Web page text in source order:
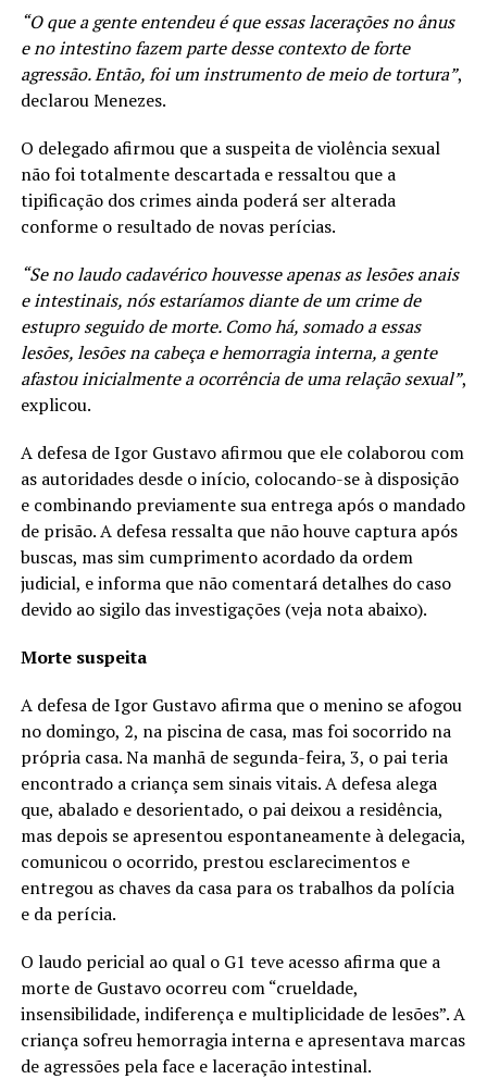
“O que a gente entendeu é que essas lacerações no ânus
e no intestino fazem parte desse contexto de forte
agressão. Então, foi um instrumento de meio de tortura”,
declarou Menezes.
O delegado afirmou que a suspeita de violência sexual
não foi totalmente descartada e ressaltou que a
tipificação dos crimes ainda poderá ser alterada
conforme o resultado de novas perícias.
“Se no laudo cadavérico houvesse apenas as lesões anais
e intestinais, nós estaríamos diante de um crime de
estupro seguido de morte. Como há, somado a essas
lesões, lesões na cabeça e hemorragia interna, a gente
afastou inicialmente a ocorrência de uma relação sexual”,
explicou.
A defesa de Igor Gustavo afirmou que ele colaborou com
as autoridades desde o início, colocando-se à disposição
e combinando previamente sua entrega após o mandado
de prisão. A defesa ressalta que não houve captura após
buscas, mas sim cumprimento acordado da ordem
judicial, e informa que não comentará detalhes do caso
devido ao sigilo das investigações (veja nota abaixo).
Morte suspeita
A defesa de Igor Gustavo afirma que o menino se afogou
no domingo, 2, na piscina de casa, mas foi socorrido na
própria casa. Na manhã de segunda-feira, 3, o pai teria
encontrado a criança sem sinais vitais. A defesa alega
que, abalado e desorientado, o pai deixou a residência,
mas depois se apresentou espontaneamente à delegacia,
comunicou o ocorrido, prestou esclarecimentos e
entregou as chaves da casa para os trabalhos da polícia
e da perícia.
O laudo pericial ao qual o G1 teve acesso afirma que a
morte de Gustavo ocorreu com “crueldade,
insensibilidade, indiferença e multiplicidade de lesões”. A
criança sofreu hemorragia interna e apresentava marcas
de agressões pela face e laceração intestinal.